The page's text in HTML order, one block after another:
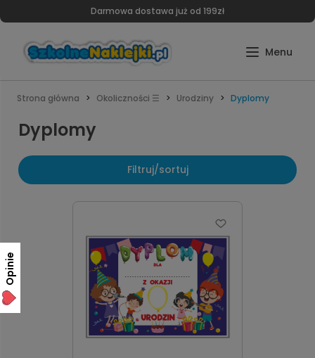
Darmowa dostawa już od 199zł
Strona główna Okoliczności ☰ Urodziny Dyplomy
Dyplomy
Filtruj/sortuj
Opinie